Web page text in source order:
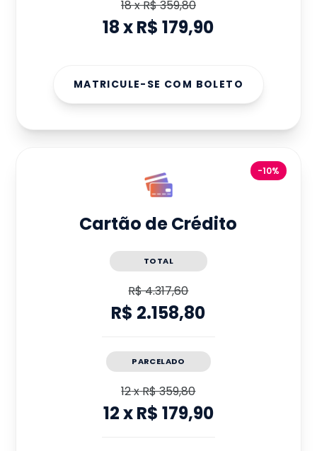
18xR$ 359,80
18xR$ 179,90
MATRICULE-SE COM BOLETO
-10%
Cartão de Crédito
TOTAL
R$ 4.317,60
R$ 2.158,80
PARCELADO
12xR$ 359,80
12xR$ 179,90